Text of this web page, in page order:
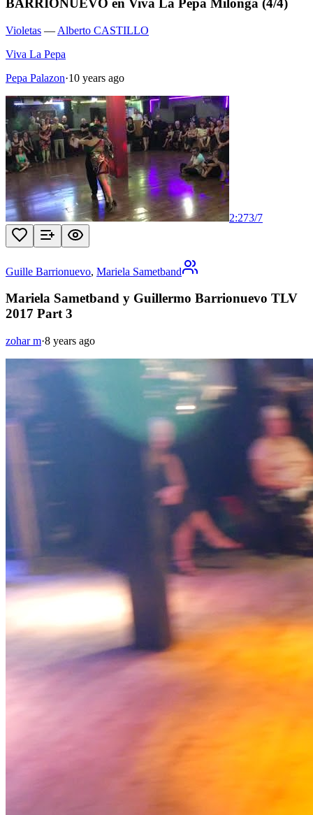
BARRIONUEVO en Viva La Pepa Milonga (4/4)
Violetas — Alberto CASTILLO
Viva La Pepa
Pepa Palazon·10 years ago
2:273/7
Guille Barrionuevo, Mariela Sametband
Mariela Sametband y Guillermo Barrionuevo TLV
2017 Part 3
zohar m·8 years ago